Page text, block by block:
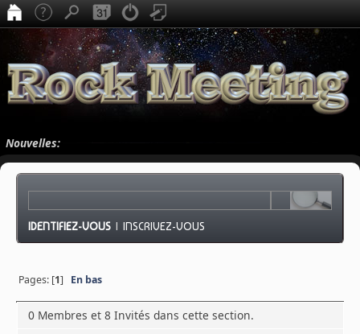
Nouvelles:
IDENTIFIEZ-VOUS |INSCRIVEZ-VOUS
Pages: [1] En bas
0 Membres et 8 Invités dans cette section.